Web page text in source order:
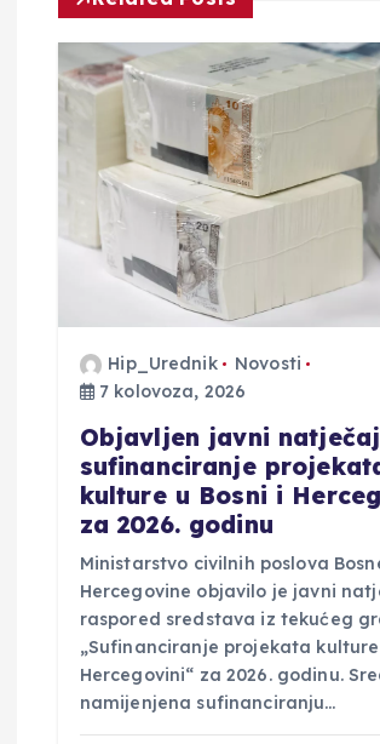
a
o
Hip_Urednik
Novosti
7 kolovoza, 2026
Objavljen javni
sufinanciranje
kulture u Bosni i
za 2026. godinu
Ministarstvo civilnih poslova
Hercegovine objavilo je javni
raspored sredstava iz tekućeg
„Sufinanciranje projekata kulture
Hercegovini“ za 2026. godinu.
namijenjena sufinanciranju…